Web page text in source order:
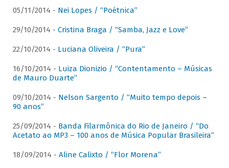
05/11/2014 - Nei Lopes / “Poétnica”
29/10/2014 - Cristina Braga / “Samba, Jazz e Love”
22/10/2014 - Luciana Oliveira / “Pura”
16/10/2014 - Luiza Dionizio / “Contentamento – Músicas
de Mauro Duarte”
09/10/2014 - Nelson Sargento / “Muito tempo depois –
90 anos”
25/09/2014 - Banda Filarmônica do Rio de Janeiro / “Do
Acetato ao MP3 – 100 anos de Música Popular Brasileira”
18/09/2014 - Aline Calixto / “Flor Morena”